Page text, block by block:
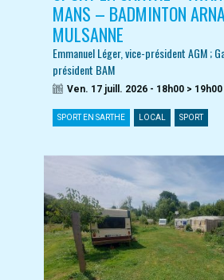
MANS – BADMINTON
MULSANNE
Emmanuel Léger, vice-président AGM ;
président BAM
Ven. 17 juill. 2026 - 18h00 > 19h00
SPORT EN SARTHE LOCAL SPORT